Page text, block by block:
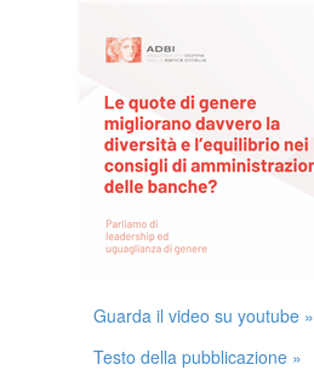
Guarda il video su youtube »
Testo della pubblicazione »